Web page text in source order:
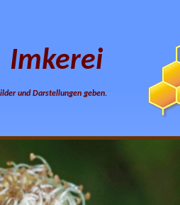
Imkerei
und Darstellungen geben.